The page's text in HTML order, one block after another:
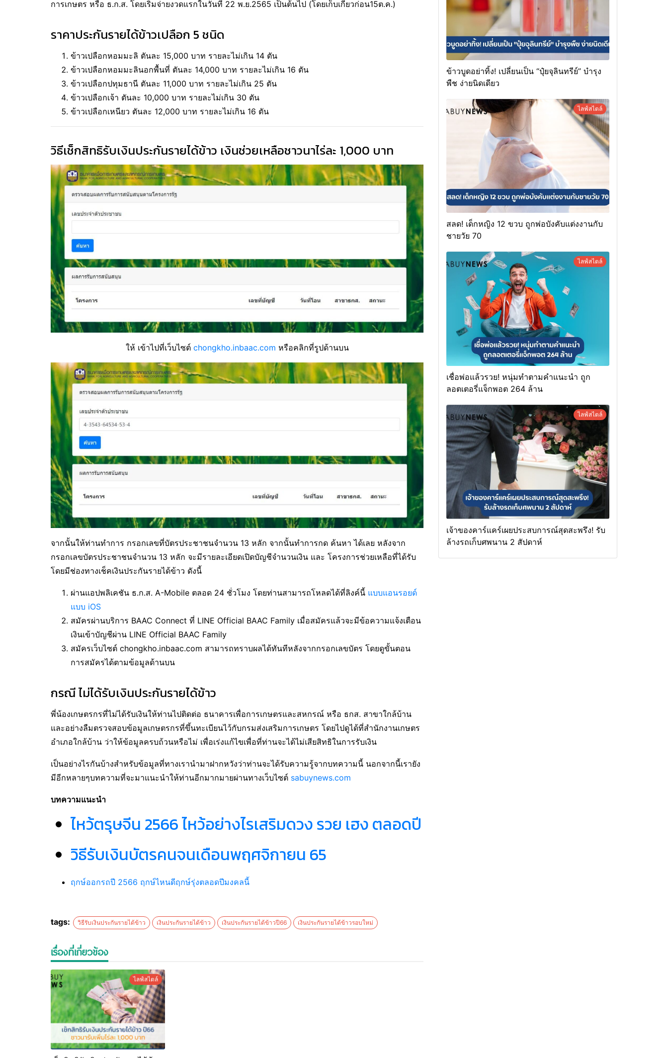
การเกษตร หรือ ธ.ก.ส. โดยเริ่มจ่ายงวดแรกในวันที่ 22 พ.ย.2565 เป็นต้นไป (โดยเก็บเกี่ยวก่อน15ต.ค.)
ราคาประกันรายได้ข้าวเปลือก 5 ชนิด
ข้าวเปลือกหอมมะลิ ตันละ 15,000 บาท รายละไม่เกิน 14 ตัน
ข้าวเปลือกหอมมะลินอกพื้นที่ ตันละ 14,000 บาท รายละไม่เกิน 16 ตัน
ข้าวเปลือกปทุมธานี ตันละ 11,000 บาท รายละไม่เกิน 25 ตัน
ข้าวเปลือกเจ้า ตันละ 10,000 บาท รายละไม่เกิน 30 ตัน
ข้าวเปลือกเหนียว ตันละ 12,000 บาท รายละไม่เกิน 16 ตัน
วิธีเช็กสิทธิรับเงินประกันรายได้ข้าว เงินช่วยเหลือชาวนาไร่ละ 1,000 บาท
ให้ เข้าไปที่เว็บไซต์ chongkho.inbaac.com หรือคลิกที่รูปด้านบน
จากนั้นให้ท่านทำการ กรอกเลขที่บัตรประชาชนจำนวน 13 หลัก จากนั้นทำการกด ค้นหา ได้เลย หลังจาก
กรอกเลขบัตรประชาชนจำนวน 13 หลัก จะมีรายละเอียดเปิดบัญชีจำนวนเงิน และ โครงการช่วยเหลือที่ได้รับ
โดยมีช่องทางเช็คเงินประกันรายได้ข้าว ดังนี้
ผ่านแอปพลิเคชัน ธ.ก.ส. A-Mobile ตลอด 24 ชั่วโมง โดยท่านสามารถโหลดได้ที่ลิงค์นี้ แบบแอนรอยด์
แบบ iOS
สมัครผ่านบริการ BAAC Connect ที่ LINE Official BAAC Family เมื่อสมัครแล้วจะมีข้อความแจ้งเตือน
เงินเข้าบัญชีผ่าน LINE Official BAAC Family
สมัครเว็บไซต์ chongkho.inbaac.com สามารถทราบผลได้ทันทีหลังจากกรอกเลขบัตร โดยดูขั้นตอน
การสมัครได้ตามข้อมูลด้านบน
กรณี ไม่ได้รับเงินประกันรายได้ข้าว
พี่น้องเกษตรกรที่ไม่ได้รับเงินให้ท่านไปติดต่อ ธนาคารเพื่อการเกษตรและสหกรณ์ หรือ ธกส. สาขาใกล้บ้าน
และอย่างลืมตรวจสอบข้อมูลเกษตรกรที่ขึ้นทะเบียนไว้กับกรมส่งเสริมการเกษตร โดยไปดูได้ที่สํานักงานเกษตร
อําเภอใกล้บ้าน ว่าให้ข้อมูลครบถ้วนหรือไม่ เพื่อเร่งแก้ไขเพื่อที่ท่านจะได้ไม่เสียสิทธิในการรับเงิน
เป็นอย่างไรกันบ้างสำหรับข้อมูลที่ทางเรานำมาฝากหวังว่าท่านจะได้รับความรู้จากบทความนี้ นอกจากนี้เรายัง
มีอีกหลายๆบทความที่จะมาแนะนำให้ท่านอีกมากมายผ่านทางเว็บไซต์ sabuynews.com
บทความแนะนำ
ไหว้ตรุษจีน 2566 ไหว้อย่างไรเสริมดวง รวย เฮง ตลอดปี
วิธีรับเงินบัตรคนจนเดือนพฤศจิกายน 65
ฤกษ์ออกรถปี 2566 ฤกษ์ไหนดีฤกษ์รุ่งตลอดปีมงคลนี้
tags: วิธีรับเงินประกันรายได้ข้าว เงินประกันรายได้ข้าว เงินประกันรายได้ข้าวปี66 เงินประกันรายได้ข้าวรอบใหม่
เรื่องที่เกี่ยวข้อง
ไลฟ์สไตล์
ข้าวบูดอย่าทิ้ง! เปลี่ยนเป็น “ปุ๋ยจุลินทรีย์” บำรุง
พืช ง่ายนิดเดียว
ไลฟ์สไตล์
สลด! เด็กหญิง 12 ขวบ ถูกพ่อบังคับแต่งงานกับ
ชายวัย 70
ไลฟ์สไตล์
เชื่อพ่อแล้วรวย! หนุ่มทำตามคำแนะนำ ถูก
ลอตเตอรี่แจ็กพอต 264 ล้าน
ไลฟ์สไตล์
เจ้าของคาร์แคร์เผยประสบการณ์สุดสะพรึง! รับ
ล้างรถเก็บศพนาน 2 สัปดาห์